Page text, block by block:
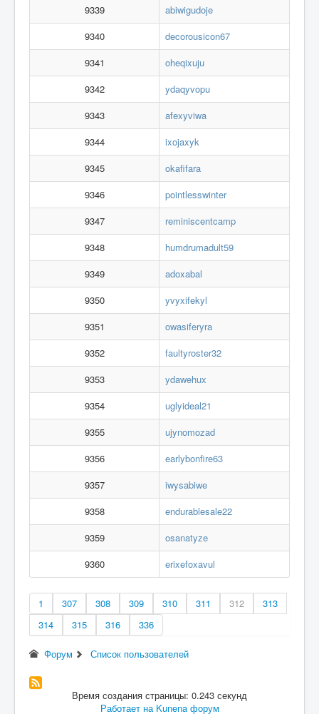
9339
abiwigudoje
9340
decorousicon67
9341
oheqixuju
9342
ydaqyvopu
9343
afexyviwa
9344
ixojaxyk
9345
okafifara
9346
pointlesswinter
9347
reminiscentcamp
9348
humdrumadult59
9349
adoxabal
9350
yvyxifekyl
9351
owasiferyra
9352
faultyroster32
9353
ydawehux
9354
uglyideal21
9355
ujynomozad
9356
earlybonfire63
9357
iwysabiwe
9358
endurablesale22
9359
osanatyze
9360
erixefoxavul
1 307 308 309 310 311 312
313
314
315 316 336
Форум Список пользователей
Время создания страницы: 0.243 секунд
Работает на Kunena форум